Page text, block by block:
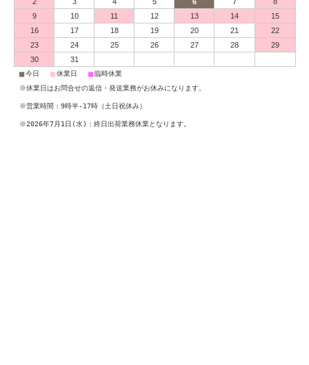
9
10 11 12 13 14
15
16
17 18 19 20 21
22
23
24 25 26 27 28
29
30
31
■今日 ■休業日 ■臨時休業
※休業日はお問合せの返信・発送業務がお休みになります。
※営業時間：9時半-17時（土日祝休み）
※2026年7月1日(水)：終日出荷業務休業となります。